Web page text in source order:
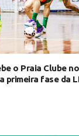
o Praia Clube no
primeira fase da